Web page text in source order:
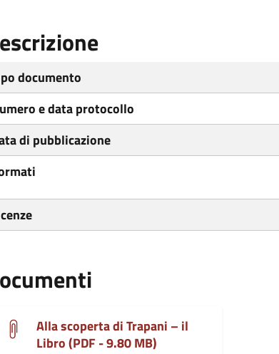
documento
e data protocollo
di pubblicazione
Alla scoperta di Trapani – il
Libro (PDF - 9.80 MB)